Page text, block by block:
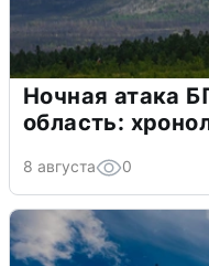
Ночная атака
область:
8 августа 0